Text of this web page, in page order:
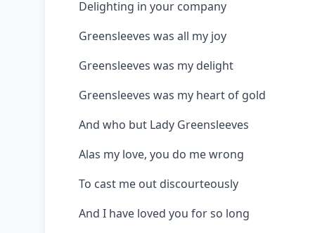
Delighting in your company
Greensleeves was all my joy
Greensleeves was my delight
Greensleeves was my heart of gold
And who but Lady Greensleeves
Alas my love, you do me wrong
To cast me out discourteously
And I have loved you for so long